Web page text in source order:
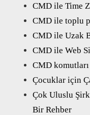
CMD ile Time
CMD ile toplu
CMD ile Uzak
CMD ile Web
CMD komutları
Çocuklar için
Çok Uluslu
Bir Rehber